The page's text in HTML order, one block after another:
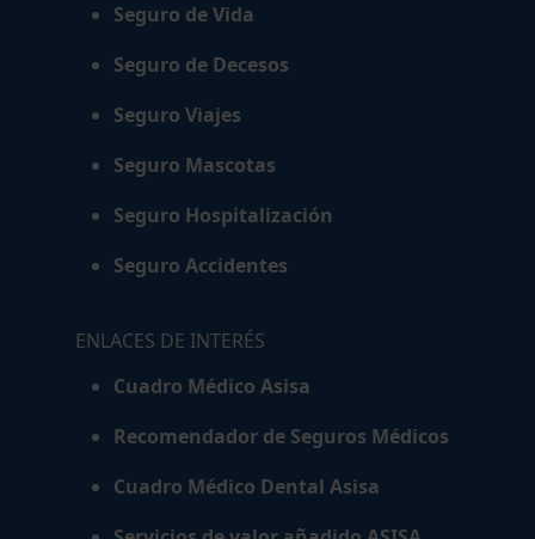
Seguro de Vida
Seguro de Decesos
Seguro Viajes
Seguro Mascotas
Seguro Hospitalización
Seguro Accidentes
ENLACES DE INTERÉS
Cuadro Médico Asisa
Recomendador de Seguros Médicos
Cuadro Médico Dental Asisa